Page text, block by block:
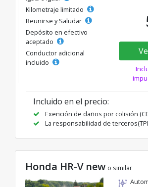
Kilometraje limitado
Reunirse y Saludar
Depósito en efectivo
aceptado
Conductor adicional
incluido
Incluido en el precio:
Exención de daños por colisión
La responsabilidad de
Honda HR-V new o similar